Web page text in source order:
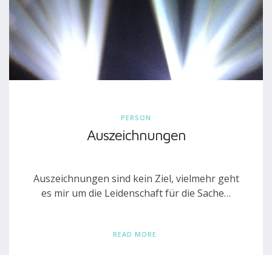
PERSON
Auszeichnungen
Auszeichnungen sind kein Ziel, vielmehr geht
es mir um die Leidenschaft für die Sache…
READ MORE